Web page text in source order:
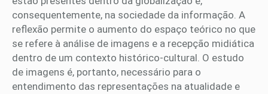
consequentemente, na sociedade da informação. A
reflexão permite o aumento do espaço teórico no que
se refere à análise de imagens e a recepção midiática
dentro de um contexto histórico-cultural. O estudo
de imagens é, portanto, necessário para o
entendimento das representações na atualidade e